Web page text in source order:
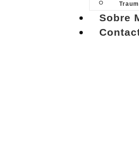
Sobre